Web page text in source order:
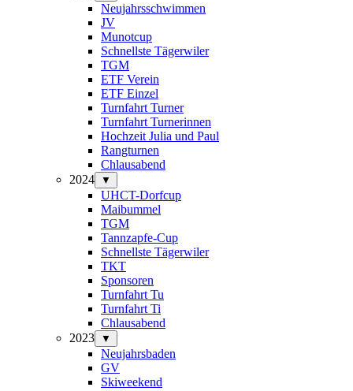
Neujahrsschwimmen
JV
Munotcup
Schnellste Tägerwiler
TGM
ETF Verein
ETF Einzel
Turnfahrt Turner
Turnfahrt Turnerinnen
Hochzeit Julia und Paul
Rangturnen
Chlausabend
2024
▼
UHCT-Dorfcup
Maibummel
TGM
Tannzapfe-Cup
Schnellste Tägerwiler
TKT
Sponsoren
Turnfahrt Tu
Turnfahrt Ti
Chlausabend
2023
▼
Neujahrsbaden
GV
Skiweekend